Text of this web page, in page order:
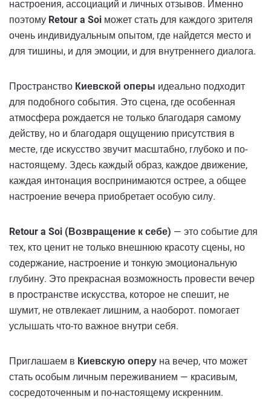
настроения, ассоциаций и личных отзывов. Именно
поэтому Retour a Soi может стать для каждого зрителя
очень индивидуальным опытом, где найдется место и
для тишины, и для эмоции, и для внутреннего диалога.
Пространство Киевской оперы идеально подходит
для подобного события. Это сцена, где особенная
атмосфера рождается не только благодаря самому
действу, но и благодаря ощущению присутствия в
месте, где искусство звучит масштабно, глубоко и по-
настоящему. Здесь каждый образ, каждое движение,
каждая интонация воспринимаются острее, а общее
настроение вечера приобретает особую силу.
Retour a Soi (Возвращение к себе) — это событие для
тех, кто ценит не только внешнюю красоту сцены, но
содержание, настроение и тонкую эмоциональную
глубину. Это прекрасная возможность провести вечер
в пространстве искусства, которое не спешит, не
шумит, не отвлекает лишним, а наоборот. помогает
услышать что-то важное внутри себя.
Приглашаем в Киевскую оперу на вечер, что может
стать особым личным переживанием — красивым,
сосредоточенным и по-настоящему искренним.